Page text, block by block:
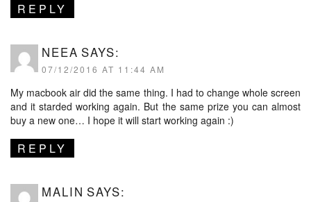
REPLY
NEEA SAYS:
07/12/2016 AT 11:44 AM
My macbook air did the same thing. I had to change whole screen
and it starded working again. But the same prize you can almost
buy a new one… I hope it will start working again :)
REPLY
MALIN SAYS: